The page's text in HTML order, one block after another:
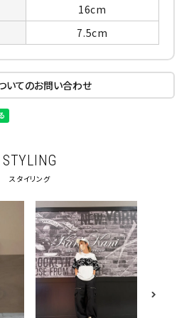
16cm
7.5cm
いてのお問い合わせ
STYLING
スタイリング